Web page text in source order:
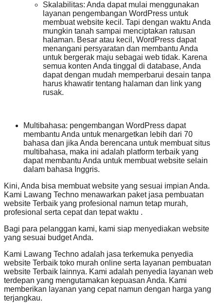
Skalabilitas: Anda dapat mulai menggunakan
layanan pengembangan WordPress untuk
membuat website kecil. Tapi dengan waktu Anda
mungkin tanah sampai menciptakan ratusan
halaman. Besar atau kecil, WordPress dapat
menangani persyaratan dan membantu Anda
untuk bergerak maju sebagai web tidak. Karena
semua konten Anda tinggal di database, Anda
dapat dengan mudah memperbarui desain tanpa
harus khawatir tentang halaman dan link yang
rusak.
Multibahasa: pengembangan WordPress dapat
membantu Anda untuk menargetkan lebih dari 70
bahasa dan jika Anda berencana untuk membuat situs
multibahasa, maka ini adalah platform terbaik yang
dapat membantu Anda untuk membuat website selain
dalam bahasa Inggris.
Kini, Anda bisa membuat website yang sesuai impian Anda.
Kami Lawang Techno menawarkan paket jasa pembuatan
website Terbaik yang profesional namun tetap murah,
profesional serta cepat dan tepat waktu .
Bagi para pelanggan kami, kami siap menyediakan website
yang sesuai budget Anda.
Kami Lawang Techno adalah jasa terkemuka penyedia
website Terbaik toko murah online serta layanan pembuatan
website Terbaik lainnya. Kami adalah penyedia layanan web
terdepan yang mengutamakan kepuasan Anda. Kami
memberikan layanan yang cepat namun dengan harga yang
terjangkau.